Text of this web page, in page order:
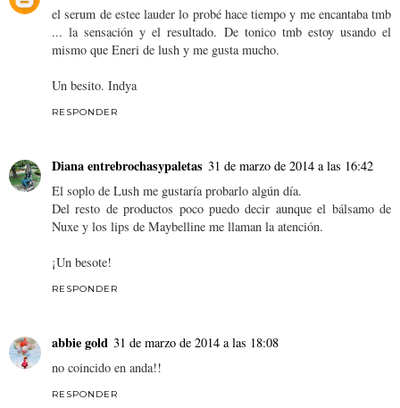
el serum de estee lauder lo probé hace tiempo y me encantaba tmb
... la sensación y el resultado. De tonico tmb estoy usando el
mismo que Eneri de lush y me gusta mucho.
Un besito. Indya
RESPONDER
Diana entrebrochasypaletas 31 de marzo de 2014 a las 16:42
El soplo de Lush me gustaría probarlo algún día.
Del resto de productos poco puedo decir aunque el bálsamo de
Nuxe y los lips de Maybelline me llaman la atención.
¡Un besote!
RESPONDER
abbie gold 31 de marzo de 2014 a las 18:08
no coincido en anda!!
RESPONDER